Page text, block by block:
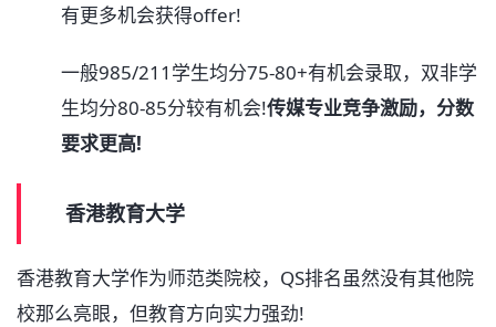
有更多机会获得offer!
一般985/211学生均分75-80+有机会录取，双非学
生均分80-85分较有机会!传媒专业竞争激励，分数
要求更高!
香港教育大学
香港教育大学作为师范类院校，QS排名虽然没有其他院
校那么亮眼，但教育方向实力强劲!